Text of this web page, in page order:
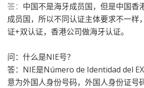
答： 中国不是海牙成员国，但是中国香
成员国，所以不同认证主体要求不一样
证+双认证，香港公司做海牙认证。
问：什么是NIE号？
答： NIE是Número de Identidad del
意为外国人身份号码，外国人身份证号